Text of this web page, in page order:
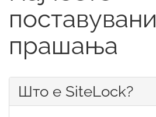
поставувани
прашања
Што е SiteLock?